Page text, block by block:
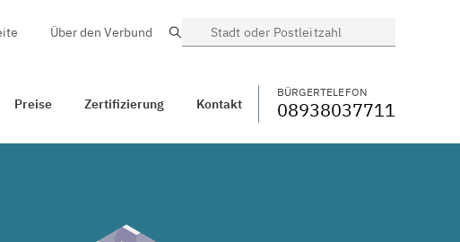
BÜRGERTELEFON WECHSELN
Über den Verbund Suche
Preise Zertifizierung Kontakt
BÜRGERTELEFON
08938037711